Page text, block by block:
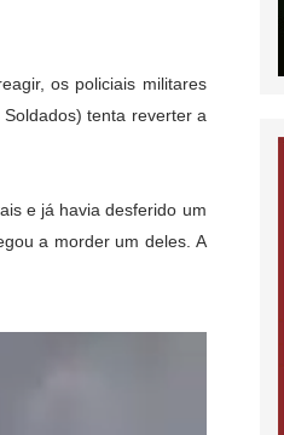
os policiais militares
tenta reverter a
e já havia desferido um
a morder um deles. A